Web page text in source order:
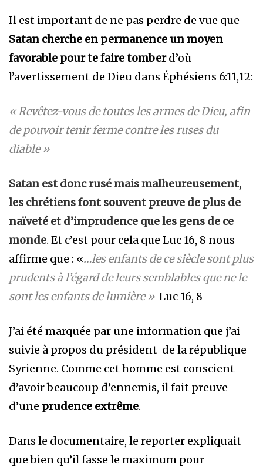
Il est important de ne pas perdre de vue que
Satan cherche en permanence un moyen
favorable pour te faire tomberd’où
l’avertissement de Dieu dans Éphésiens 6:11,12:
« Revêtez-vous de toutes les armes de Dieu, afin
de pouvoir tenir ferme contre les ruses du
diable »
Satan est donc rusé mais malheureusement,
les chrétiens font souvent preuve de plus de
naïveté et d’imprudence que les gens de ce
monde. Et c’est pour cela que Luc 16, 8 nous
affirme que : «…les enfants de ce siècle sont plus
prudents à l’égard de leurs semblables que ne le
sont les enfants de lumière » Luc 16, 8
J’ai été marquée par une information que j’ai
suivie à propos du président de la république
Syrienne. Comme cet homme est conscient
d’avoir beaucoup d’ennemis, il fait preuve
d’une prudence extrême.
Dans le documentaire, le reporter expliquait
que bien qu’il fasse le maximum pour